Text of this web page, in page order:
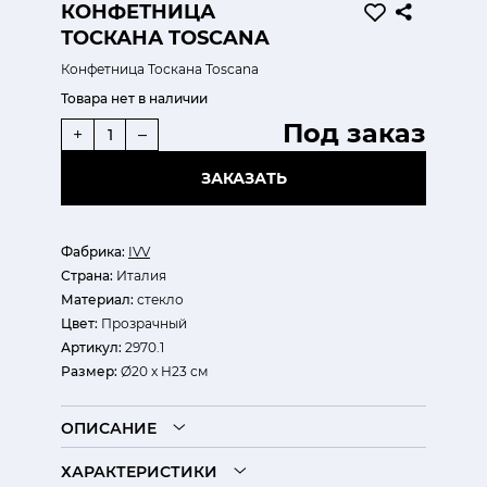
КОНФЕТНИЦА
ТОСКАНА TOSCANA
Конфетница Тоскана Toscana
Фабрика: IVV
Страна: Италия
Материал: стекло
Цвет: Прозрачный
Артикул: 2970.1
Размер: Ø20 x H23 см
Товара нет в наличии
Под заказ
+ –
ЗАКАЗАТЬ
ОПИСАНИЕ
ХАРАКТЕРИСТИКИ